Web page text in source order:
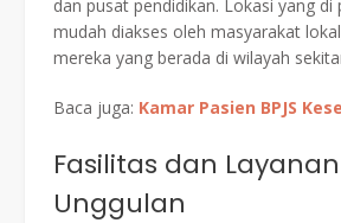
dan pusat pendidikan. Lokasi yang di
mudah diakses oleh masyarakat
mereka yang berada di wilayah
Baca juga: Kamar Pasien BPJS
Fasilitas dan Layanan
Unggulan